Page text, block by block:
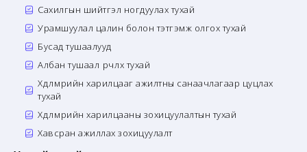
Сахилгын шийтгэл ногдуулах тухай
Урамшуулал цалин болон тэтгэмж олгох тухай
Бусад тушаалууд
Албан тушаал өөрчлөх тухай
Хөдөлмөрийн харилцааг ажилтны санаачлагаар цуцлах
тухай
Хөдөлмөрийн харилцааны зохицуулалтын тухай
Хавсран ажиллах зохицуулалт